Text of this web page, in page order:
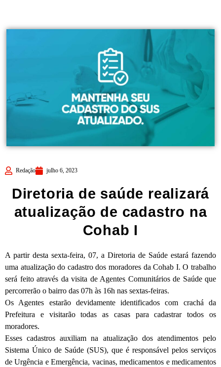
Redação julho 6, 2023
Diretoria de saúde realizará
atualização de cadastro na
Cohab I
A partir desta sexta-feira, 07, a Diretoria de Saúde estará fazendo
uma atualização do cadastro dos moradores da Cohab I. O trabalho
será feito através da visita de Agentes Comunitários de Saúde que
percorrerão o bairro das 07h às 16h nas sextas-feiras.
Os Agentes estarão devidamente identificados com crachá da
Prefeitura e visitarão todas as casas para cadastrar todos os
moradores.
Esses cadastros auxiliam na atualização dos atendimentos pelo
Sistema Único de Saúde (SUS), que é responsável pelos serviços
de Urgência e Emergência, vacinas, medicamentos e medicamentos